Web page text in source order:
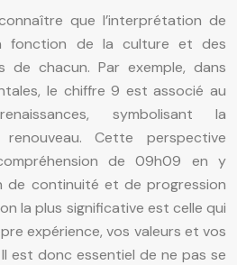
que l’interprétation de
fonction de la culture et des
de chacun. Par exemple, dans
le chiffre 9 est associé au
symbolisant la
Cette perspective
de 09h09 en y
de continuité et de progression
la plus significative est celle qui
expérience, vos valeurs et vos
est donc essentiel de ne pas se